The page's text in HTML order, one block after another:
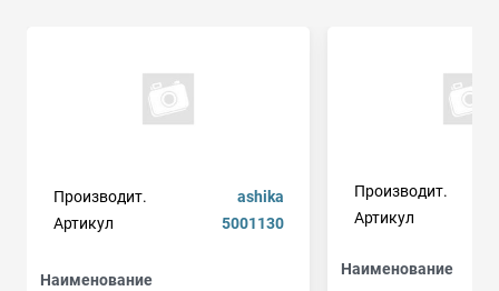
Производит.
ashika
Артикул
5001130
Наименование
Производит.
Артикул
Наименование